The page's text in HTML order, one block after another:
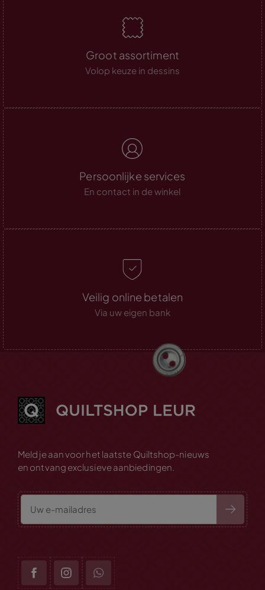
Groot assortiment
Volop keuze in dessins
Persoonlijke services
En contact in de winkel
Veilig online betalen
Via uw eigen bank
Meld je aan voor het laatste Quiltshop-nieuws
en ontvang exclusieve aanbiedingen.